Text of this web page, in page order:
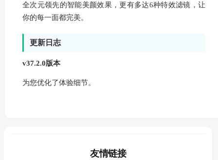
全次元领先的智能美颜效果，更有多达6种特效滤镜，让
你的每一面都完美。
更新日志
v37.2.0版本
为您优化了体验细节。
友情链接